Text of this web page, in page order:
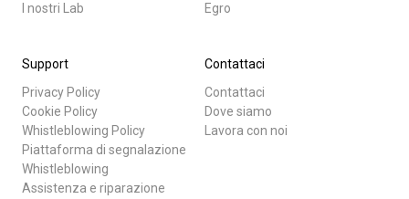
I nostri Lab
Egro
Support
Privacy Policy
Cookie Policy
Whistleblowing Policy
Piattaforma di segnalazione
Whistleblowing
Assistenza e riparazione
Contattaci
Contattaci
Dove siamo
Lavora con noi